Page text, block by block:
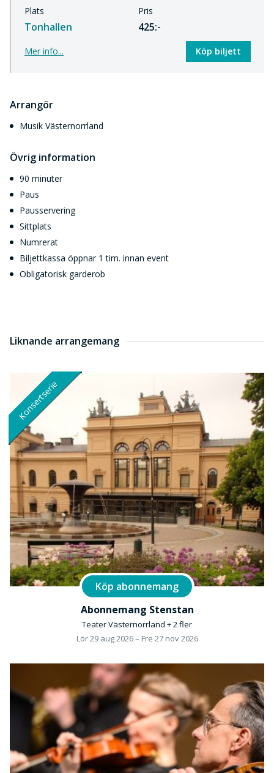
Plats
Tonhallen
Pris
425:-
Mer info... Köp biljett
Arrangör
Musik Västernorrland
Övrig information
90 minuter
Paus
Pausservering
Sittplats
Numrerat
Biljettkassa öppnar 1 tim. innan event
Obligatorisk garderob
Liknande arrangemang
Konsertserie
Köp abonnemang
Abonnemang Stenstan
Teater Västernorrland + 2 fler
Lör 29 aug 2026 – Fre 27 nov 2026